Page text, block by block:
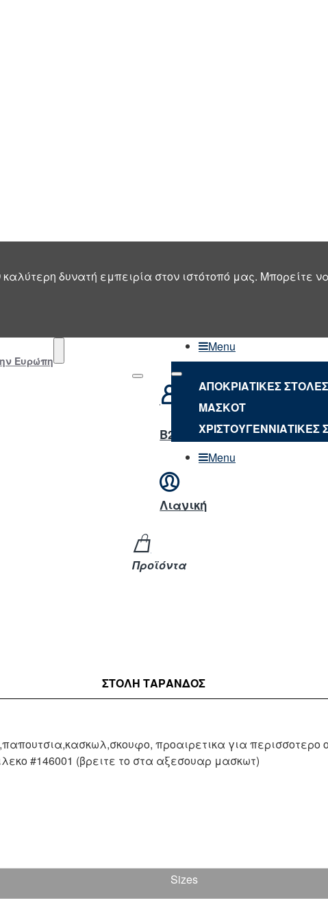
δυνατή εμπειρία στον ιστότοπό μας. Μπορείτε
Ευρώπη
NEO
B2B ΣΥΝΔΕΣΗ
Λιανική
Προϊόντα
Menu
ΑΠΟΚΡΙΑΤΙΚΕΣ ΣΤΟΛΕΣ
ΜΑΣΚΟΤ
ΧΡΙΣΤΟΥΓΕΝΝΙΑΤΙΚΕΣ
Menu
ΣΤΟΛΉ ΤΑΡΑΝΔΟΣ
προαιρετικα για περισσοτερο
#146001 (βρειτε το στα αξεσουαρ μασκωτ)
Sizes